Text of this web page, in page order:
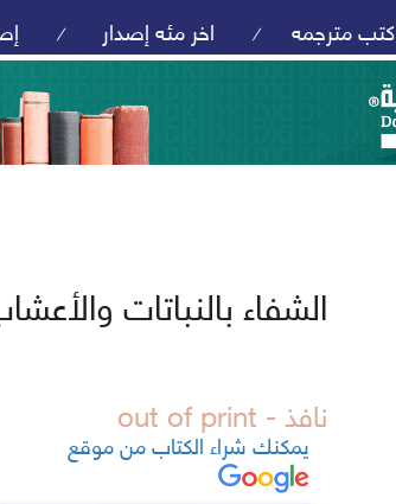
كتب مترجمه / اخر مئه إصدار /
الشفاء بالنباتات
نافذ - out of print
يمكنك شراء الكتاب من موقع